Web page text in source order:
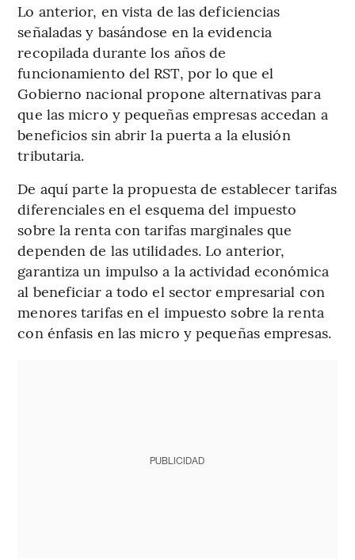
Lo anterior, en vista de las deficiencias
señaladas y basándose en la evidencia
recopilada durante los años de
funcionamiento del RST, por lo que el
Gobierno nacional propone alternativas para
que las micro y pequeñas empresas accedan a
beneficios sin abrir la puerta a la elusión
tributaria.
De aquí parte la propuesta de establecer tarifas
diferenciales en el esquema del impuesto
sobre la renta con tarifas marginales que
dependen de las utilidades. Lo anterior,
garantiza un impulso a la actividad económica
al beneficiar a todo el sector empresarial con
menores tarifas en el impuesto sobre la renta
con énfasis en las micro y pequeñas empresas.
PUBLICIDAD